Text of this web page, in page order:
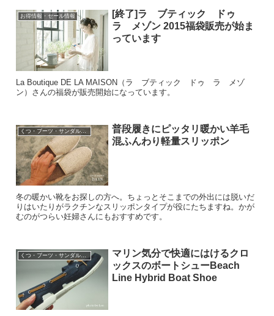
お得情報・セール情報
[終了]ラ ブティック ドゥ
ラ メゾン 2015福袋販売が始ま
っています
La Boutique DE LA MAISON（ラ ブティック ドゥ ラ メゾ
ン）さんの福袋が販売開始になっています。
くつ・ブーツ・サンダル・パンプスなど
普段履きにピッタリ暖かい羊毛
混ふんわり軽量スリッポン
冬の暖かい靴をお探しの方へ。ちょっとそこまでの外出には脱いだ
りはいたりがラクチンなスリッポンタイプが役にたちますね。かが
むのがつらい妊婦さんにもおすすめです。
くつ・ブーツ・サンダル・パンプスなど
マリン気分で快適にはけるクロ
ックスのボートシューBeach
Line Hybrid Boat Shoe